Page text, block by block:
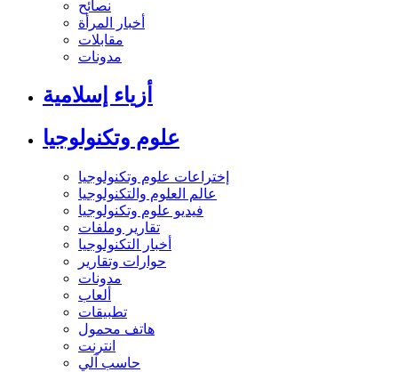
نصائح
أخبار المرأة
مقابلات
مدونات
أزياء إسلامية
علوم وتكنولوجيا
إختراعات علوم وتكنولوجيا
عالم العلوم والتكنولوجيا
فيديو علوم وتكنولوجيا
تقارير وملفات
أخبار التكنولوجيا
حوارات وتقارير
مدونات
ألعاب
تطبيقات
هاتف محمول
انترنت
حاسب آلي